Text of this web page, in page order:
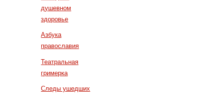
душевном
здоровье
Азбука
православия
Театральная
гримерка
Следы ушедших